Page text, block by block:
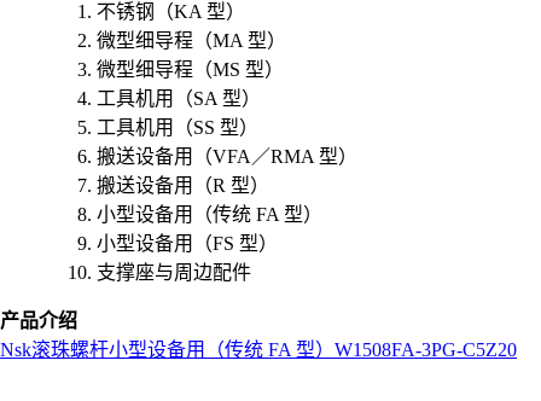
不锈钢（KA 型）
微型细导程（MA 型）
微型细导程（MS 型）
工具机用（SA 型）
工具机用（SS 型）
搬送设备用（VFA／RMA 型）
搬送设备用（R 型）
小型设备用（传统 FA 型）
小型设备用（FS 型）
支撑座与周边配件
产品介绍
Nsk滚珠螺杆小型设备用（传统 FA 型） W1508FA-3PG-C5Z20